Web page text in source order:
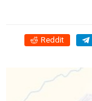
Reddit